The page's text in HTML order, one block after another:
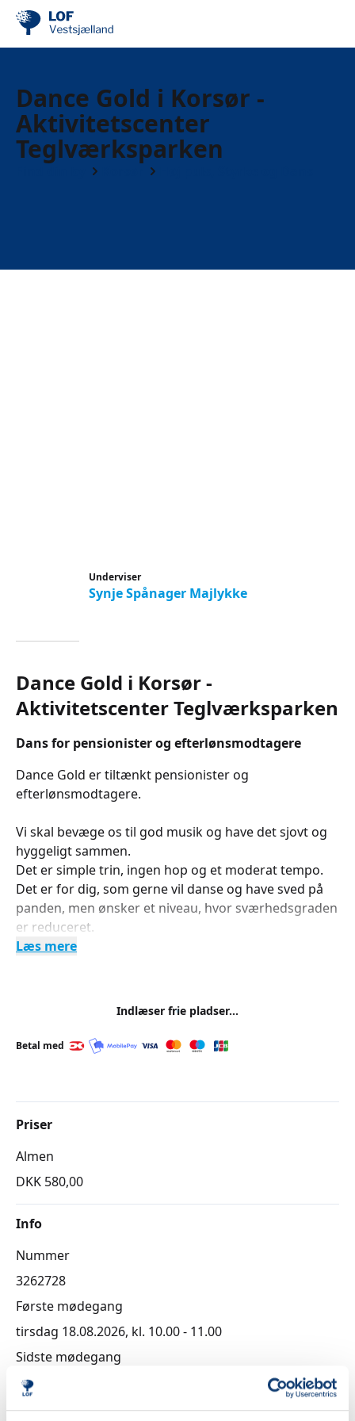
Dance Gold i Korsør -
Aktivitetscenter
Teglværksparken
Underviser
Synje Spånager Majlykke
Dance Gold i Korsør -
Aktivitetscenter Teglværksparken
Dans for pensionister og efterlønsmodtagere
Dance Gold er tiltænkt pensionister og
efterlønsmodtagere.
Vi skal bevæge os til god musik og have det sjovt og
hyggeligt sammen.
Det er simple trin, ingen hop og et moderat tempo.
Det er for dig, som gerne vil danse og have sved på
panden, men ønsker et niveau, hvor sværhedsgraden
er reduceret.
Læs mere
Indlæser frie pladser...
Betal med
Priser
Almen
DKK 580,00
Info
Nummer
3262728
Første mødegang
tirsdag 18.08.2026, kl. 10.00 - 11.00
Sidste mødegang
tirsdag 20.10.2026, kl. 10.00 - 11.00
Antal mødegange